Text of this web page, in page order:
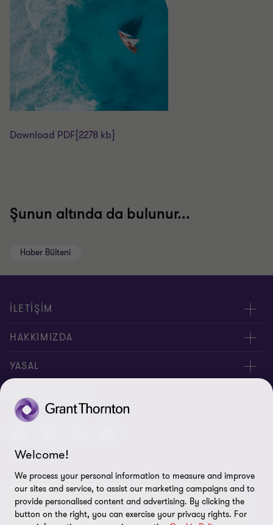
Download PDF [2278 kb]
Şunun altında da bulunur...
Haber Bülteni
İLETİŞİM
Yöneticilerimiz
Bizimle İletişime Geçin
HAKKIMIZDA
Hakkımızda
YASAL
Kişisel Verilerin Korunması Kanunu
Site Haritası
Çerez Tercihleri
BIZI TAKIP EDIN
© 2026 Grant Thornton Türkiye. Tüm hakları saklıdır. "Grant
Thornton", Grant Thornton üye firmalarının bağlı bulunduğu ve
çatısı altında denetim, vergi ve danışmanlık hizmetleri verdikleri
Welcome!
We process your personal information to measure and improve
our sites and service, to assist our marketing campaigns and to
provide personalised content and advertising. By clicking the
button on the right, you can exercise your privacy rights. For